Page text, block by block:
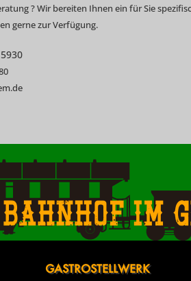
? Wir bereiten Ihnen ein für Sie
gerne zur Verfügung.
Bahnhof
GASTROSTELLWERK